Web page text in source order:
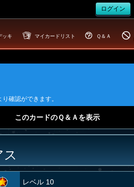
ログイン
ッキ マイカードリスト Ｑ＆Ａ
り確認ができます。
このカードのＱ＆Ａを表示
レベル 10